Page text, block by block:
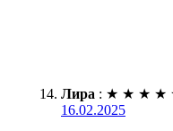
Лира : ★ ★ ★ ★
16.02.2025